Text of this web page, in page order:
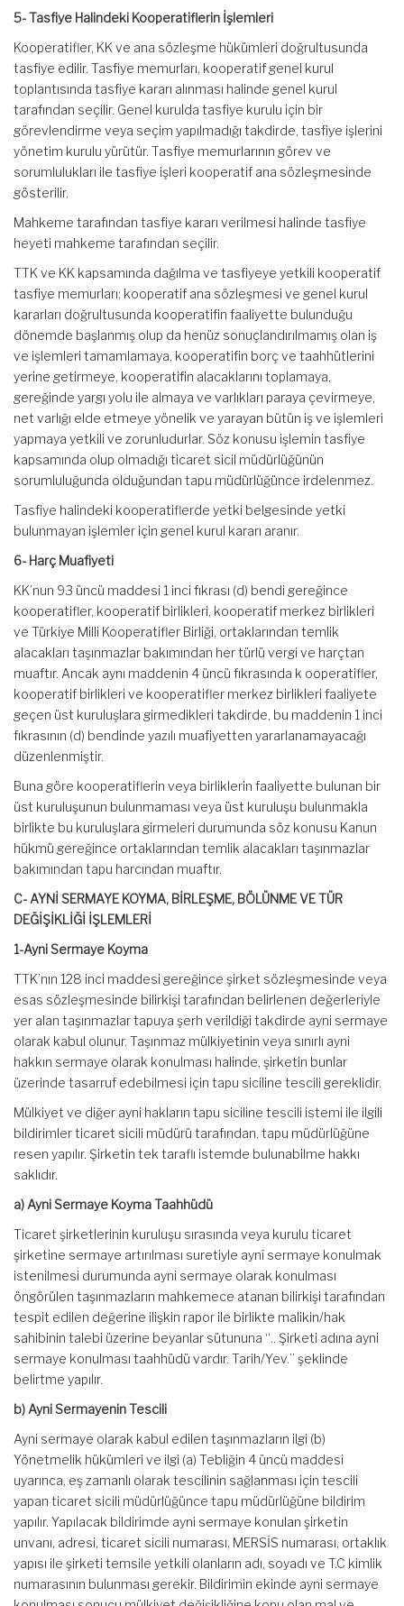
5- Tasfiye Halindeki Kooperatiflerin İşlemleri
Kooperatifler, KK ve ana sözleşme hükümleri doğrultusunda
tasfiye edilir. Tasfiye memurları, kooperatif genel kurul
toplantısında tasfiye kararı alınması halinde genel kurul
tarafından seçilir. Genel kurulda tasfiye kurulu için bir
görevlendirme veya seçim yapılmadığı takdirde, tasfiye işlerini
yönetim kurulu yürütür. Tasfiye memurlarının görev ve
sorumlulukları ile tasfiye işleri kooperatif ana sözleşmesinde
gösterilir.
Mahkeme tarafından tasfiye kararı verilmesi halinde tasfiye
heyeti mahkeme tarafından seçilir.
TTK ve KK kapsamında dağılma ve tasfiyeye yetkili kooperatif
tasfiye memurları; kooperatif ana sözleşmesi ve genel kurul
kararları doğrultusunda kooperatifin faaliyette bulunduğu
dönemde başlanmış olup da henüz sonuçlandırılmamış olan iş
ve işlemleri tamamlamaya, kooperatifin borç ve taahhütlerini
yerine getirmeye, kooperatifin alacaklarını toplamaya,
gereğinde yargı yolu ile almaya ve varlıkları paraya çevirmeye,
net varlığı elde etmeye yönelik ve yarayan bütün iş ve işlemleri
yapmaya yetkili ve zorunludurlar. Söz konusu işlemin tasfiye
kapsamında olup olmadığı ticaret sicil müdürlüğünün
sorumluluğunda olduğundan tapu müdürlüğünce irdelenmez.
Tasfiye halindeki kooperatiflerde yetki belgesinde yetki
bulunmayan işlemler için genel kurul kararı aranır.
6- Harç Muafiyeti
KK’nun 93 üncü maddesi 1 inci fıkrası (d) bendi gereğince
kooperatifler, kooperatif birlikleri, kooperatif merkez birlikleri
ve Türkiye Milli Kooperatifler Birliği, ortaklarından temlik
alacakları taşınmazlar bakımından her türlü vergi ve harçtan
muaftır. Ancak aynı maddenin 4 üncü fıkrasında k ooperatifler,
kooperatif birlikleri ve kooperatifler merkez birlikleri faaliyete
geçen üst kuruluşlara girmedikleri takdirde, bu maddenin 1 inci
fıkrasının (d) bendinde yazılı muafiyetten yararlanamayacağı
düzenlenmiştir.
Buna göre kooperatiflerin veya birliklerin faaliyette bulunan bir
üst kuruluşunun bulunmaması veya üst kuruluşu bulunmakla
birlikte bu kuruluşlara girmeleri durumunda söz konusu Kanun
hükmü gereğince ortaklarından temlik alacakları taşınmazlar
bakımından tapu harcından muaftır.
C- AYNİ SERMAYE KOYMA, BİRLEŞME, BÖLÜNME VE TÜR
DEĞİŞİKLİĞİ İŞLEMLERİ
1-Ayni Sermaye Koyma
TTK’nın 128 inci maddesi gereğince şirket sözleşmesinde veya
esas sözleşmesinde bilirkişi tarafından belirlenen değerleriyle
yer alan taşınmazlar tapuya şerh verildiği takdirde ayni sermaye
olarak kabul olunur. Taşınmaz mülkiyetinin veya sınırlı ayni
hakkın sermaye olarak konulması halinde, şirketin bunlar
üzerinde tasarruf edebilmesi için tapu siciline tescili gereklidir.
Mülkiyet ve diğer ayni hakların tapu siciline tescili istemi ile ilgili
bildirimler ticaret sicili müdürü tarafından, tapu müdürlüğüne
resen yapılır. Şirketin tek taraflı istemde bulunabilme hakkı
saklıdır.
a) Ayni Sermaye Koyma Taahhüdü
Ticaret şirketlerinin kuruluşu sırasında veya kurulu ticaret
şirketine sermaye artırılması suretiyle aynî sermaye konulmak
istenilmesi durumunda ayni sermaye olarak konulması
öngörülen taşınmazların mahkemece atanan bilirkişi tarafından
tespit edilen değerine ilişkin rapor ile birlikte malikin/hak
sahibinin talebi üzerine beyanlar sütununa “.. Şirketi adına ayni
sermaye konulması taahhüdü vardır. Tarih/Yev.” şeklinde
belirtme yapılır.
b) Ayni Sermayenin Tescili
Ayni sermaye olarak kabul edilen taşınmazların ilgi (b)
Yönetmelik hükümleri ve ilgi (a) Tebliğin 4 üncü maddesi
uyarınca, eş zamanlı olarak tescilinin sağlanması için tescili
yapan ticaret sicili müdürlüğünce tapu müdürlüğüne bildirim
yapılır. Yapılacak bildirimde ayni sermaye konulan şirketin
unvanı, adresi, ticaret sicili numarası, MERSİS numarası, ortaklık
yapısı ile şirketi temsile yetkili olanların adı, soyadı ve T.C kimlik
numarasının bulunması gerekir. Bildirimin ekinde ayni sermaye